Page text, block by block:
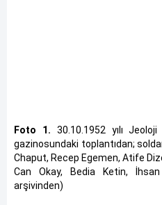
Foto 1. 30.10.1952 yılı
gazinosundaki toplantıdan;
Chaput, Recep Egemen, Atife
Can Okay, Bedia Ketin,
arşivinden)